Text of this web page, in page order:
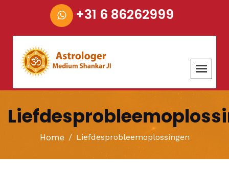
+31 6 86262999
Home Liefdesprobleemoplossingen